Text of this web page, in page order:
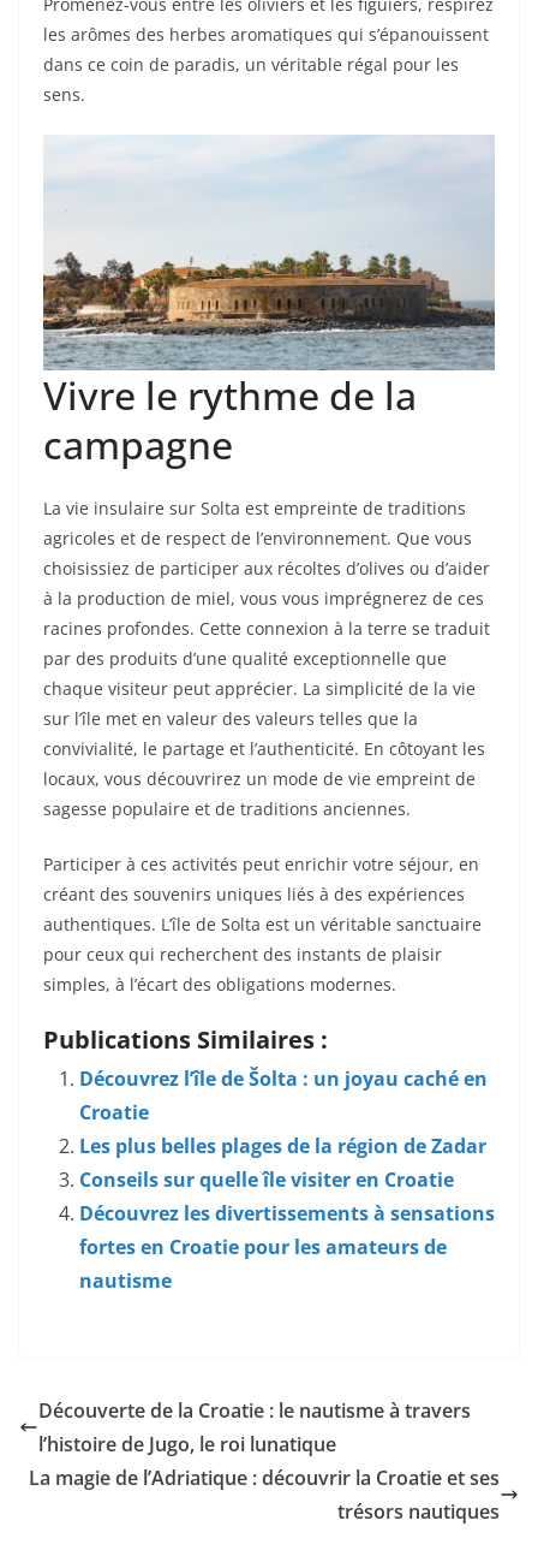
les arômes des herbes aromatiques qui s’épanouissent
dans ce coin de paradis, un véritable régal pour les
sens.
Vivre le rythme de la
campagne
La vie insulaire sur Solta est empreinte de traditions
agricoles et de respect de l’environnement. Que vous
choisissiez de participer aux récoltes d’olives ou d’aider
à la production de miel, vous vous imprégnerez de ces
racines profondes. Cette connexion à la terre se traduit
par des produits d’une qualité exceptionnelle que
chaque visiteur peut apprécier. La simplicité de la vie
sur l’île met en valeur des valeurs telles que la
convivialité, le partage et l’authenticité. En côtoyant les
locaux, vous découvrirez un mode de vie empreint de
sagesse populaire et de traditions anciennes.
Participer à ces activités peut enrichir votre séjour, en
créant des souvenirs uniques liés à des expériences
authentiques. L’île de Solta est un véritable sanctuaire
pour ceux qui recherchent des instants de plaisir
simples, à l’écart des obligations modernes.
Publications Similaires :
Découvrez l’île de Šolta : un joyau caché en
Croatie
Les plus belles plages de la région de Zadar
Conseils sur quelle île visiter en Croatie
Découvrez les divertissements à sensations
fortes en Croatie pour les amateurs de
nautisme
Découverte de la Croatie : le nautisme à travers
l’histoire de Jugo, le roi lunatique
La magie de l’Adriatique : découvrir la Croatie et ses
trésors nautiques